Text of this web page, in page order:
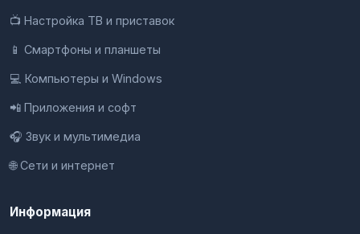
📺 Настройка ТВ и приставок
📱 Смартфоны и планшеты
💻 Компьютеры и Windows
📲 Приложения и софт
🎧 Звук и мультимедиа
🌐 Сети и интернет
Информация